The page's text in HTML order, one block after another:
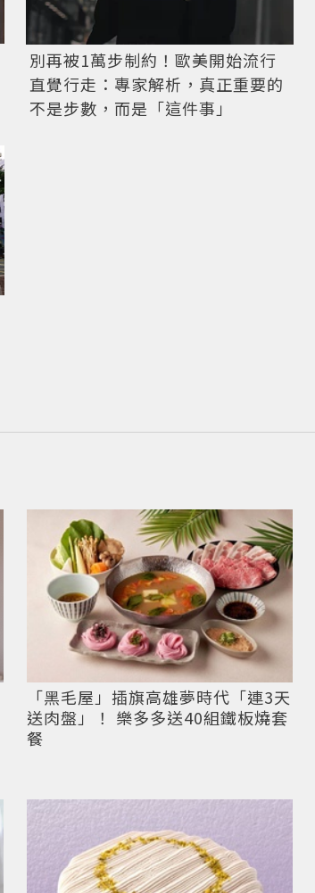
別再被1萬步制約！歐美開始流行
直覺行走：專家解析，真正重要的
不是步數，而是「這件事」
「黑毛屋」插旗高雄夢時代「連3天
送肉盤」！ 樂多多送40組鐵板燒套
餐